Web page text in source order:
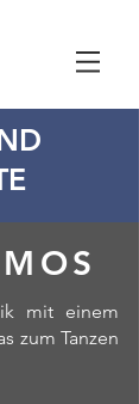
mit einem
zum Tanzen